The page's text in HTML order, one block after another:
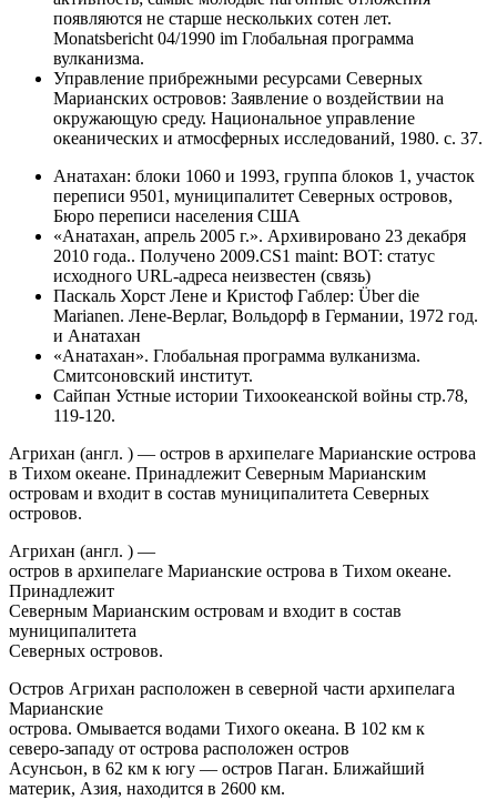
появляются не старше нескольких сотен лет.
Monatsbericht 04/1990 im Глобальная программа
вулканизма.
Управление прибрежными ресурсами Северных
Марианских островов: Заявление о воздействии на
окружающую среду. Национальное управление
океанических и атмосферных исследований, 1980. с. 37.
Анатахан: блоки 1060 и 1993, группа блоков 1, участок
переписи 9501, муниципалитет Северных островов,
Бюро переписи населения США
«Анатахан, апрель 2005 г.». Архивировано 23 декабря
2010 года.. Получено 2009.CS1 maint: BOT: статус
исходного URL-адреса неизвестен (связь)
Паскаль Хорст Лене и Кристоф Габлер: Über die
Marianen. Лене-Верлаг, Вольдорф в Германии, 1972 год.
и Анатахан
«Анатахан». Глобальная программа вулканизма.
Смитсоновский институт.
Сайпан Устные истории Тихоокеанской войны стр.78,
119-120.
Агрихан (англ. ) — остров в архипелаге Марианские острова
в Тихом океане. Принадлежит Северным Марианским
островам и входит в состав муниципалитета Северных
островов.
Агрихан (англ. ) —
остров в архипелаге Марианские острова в Тихом океане.
Принадлежит
Северным Марианским островам и входит в состав
муниципалитета
Северных островов.
Остров Агрихан расположен в северной части архипелага
Марианские
острова. Омывается водами Тихого океана. В 102 км к
северо-западу от острова расположен остров
Асунсьон, в 62 км к югу — остров Паган. Ближайший
материк, Азия, находится в 2600 км.